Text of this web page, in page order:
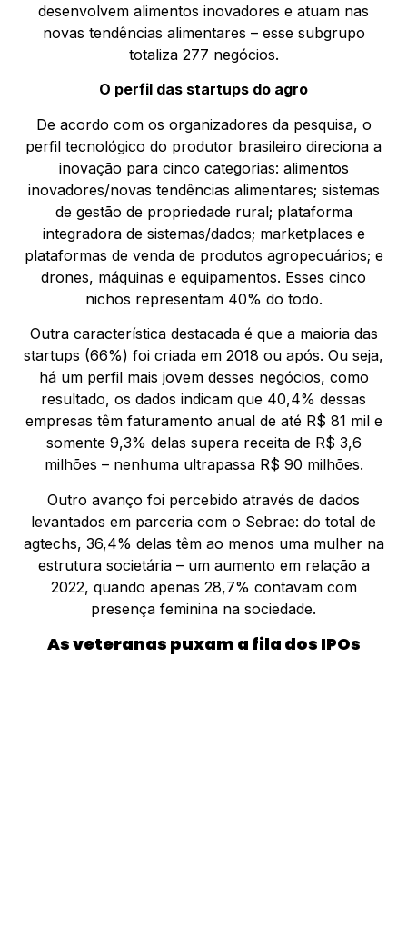
desenvolvem alimentos inovadores e atuam nas
novas tendências alimentares – esse subgrupo
totaliza 277 negócios.
O perfil das startups do agro
De acordo com os organizadores da pesquisa, o
perfil tecnológico do produtor brasileiro direciona a
inovação para cinco categorias: alimentos
inovadores/novas tendências alimentares; sistemas
de gestão de propriedade rural; plataforma
integradora de sistemas/dados; marketplaces e
plataformas de venda de produtos agropecuários; e
drones, máquinas e equipamentos. Esses cinco
nichos representam 40% do todo.
Outra característica destacada é que a maioria das
startups (66%) foi criada em 2018 ou após. Ou seja,
há um perfil mais jovem desses negócios, como
resultado, os dados indicam que 40,4% dessas
empresas têm faturamento anual de até R$ 81 mil e
somente 9,3% delas supera receita de R$ 3,6
milhões – nenhuma ultrapassa R$ 90 milhões.
Outro avanço foi percebido através de dados
levantados em parceria com o Sebrae: do total de
agtechs, 36,4% delas têm ao menos uma mulher na
estrutura societária – um aumento em relação a
2022, quando apenas 28,7% contavam com
presença feminina na sociedade.
As veteranas puxam a fila dos IPOs